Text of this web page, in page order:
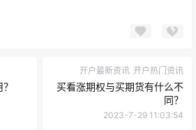
开户最新资讯 开户热门资讯
买看涨期权与买期货有什么不
同？
2023-7-29 11:03:54